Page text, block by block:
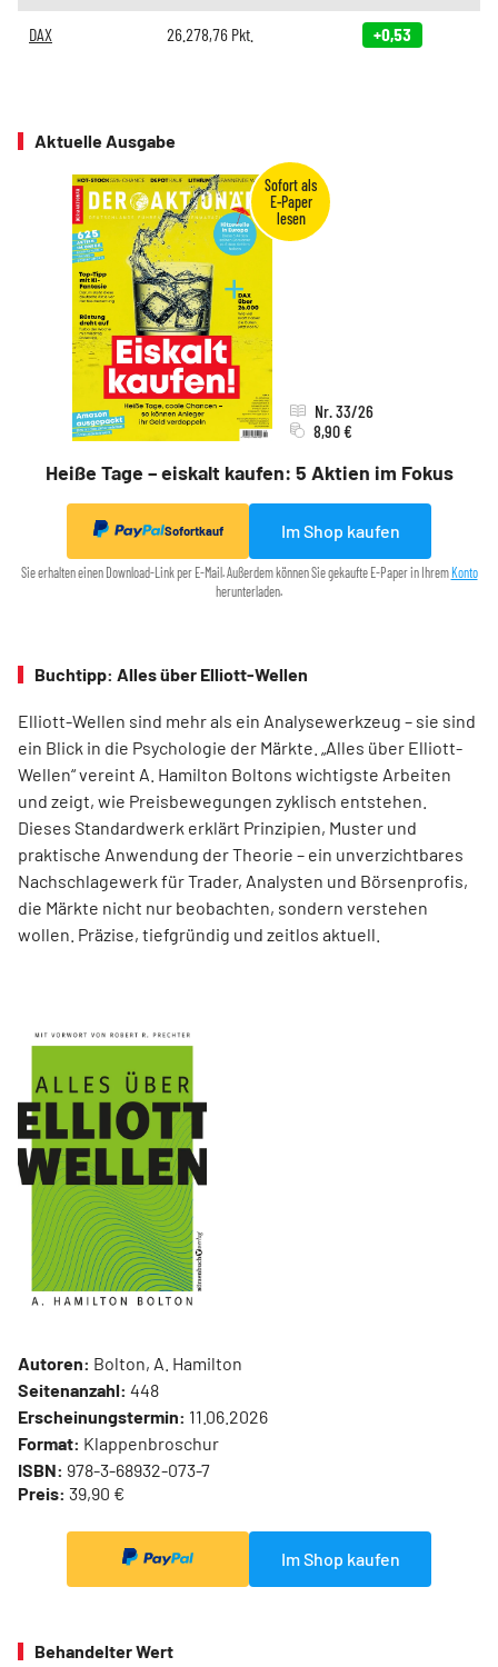
DAX 26.278,76 Pkt. +0,53
Aktuelle Ausgabe
Heiße Tage – eiskalt kaufen: 5 Aktien im Fokus
Nr. 33/26
8,90 €
Sofortkauf Im Shop kaufen
Sie erhalten einen Download-Link per E-Mail. Außerdem können Sie gekaufte E-Paper in Ihrem Konto
herunterladen.
Buchtipp: Alles über Elliott-Wellen
Elliott-Wellen sind mehr als ein Analysewerkzeug – sie sind
ein Blick in die Psychologie der Märkte. „Alles über Elliott-
Wellen“ vereint A. Hamilton Boltons wichtigste Arbeiten
und zeigt, wie Preisbewegungen zyklisch entstehen.
Dieses Standardwerk erklärt Prinzipien, Muster und
praktische Anwendung der Theorie – ein unverzichtbares
Nachschlagewerk für Trader, Analysten und Börsenprofis,
die Märkte nicht nur beobachten, sondern verstehen
wollen. Präzise, tiefgründig und zeitlos aktuell.
Autoren: Bolton, A. Hamilton
Seitenanzahl: 448
Erscheinungstermin: 11.06.2026
Format: Klappenbroschur
ISBN: 978-3-68932-073-7
Preis: 39,90 €
Im Shop kaufen
Behandelter Wert